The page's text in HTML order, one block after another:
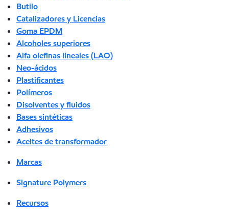
Butilo
Catalizadores y Licencias
Goma EPDM
Alcoholes superiores
Alfa olefinas lineales (LAO)
Neo-ácidos
Plastificantes
Polímeros
Disolventes y fluidos
Bases sintéticas
Adhesivos
Aceites de transformador
Marcas
Signature Polymers
Recursos